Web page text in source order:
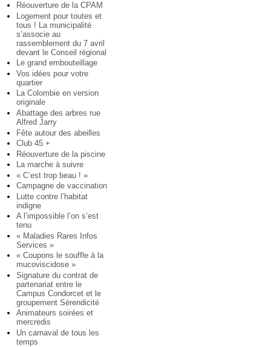
Réouverture de la CPAM
Logement pour toutes et
tous ! La municipalité
s’associe au
rassemblement du 7 avril
devant le Conseil régional
Le grand embouteillage
Vos idées pour votre
quartier
La Colombie en version
originale
Abattage des arbres rue
Alfred Jarry
Fête autour des abeilles
Club 45 +
Réouverture de la piscine
La marche à suivre
« C’est trop beau ! »
Campagne de vaccination
Lutte contre l’habitat
indigne
A l’impossible l’on s’est
tenu
« Maladies Rares Infos
Services »
« Coupons le souffle à la
mucoviscidose »
Signature du contrat de
partenariat entre le
Campus Condorcet et le
groupement Sérendicité
Animateurs soirées et
mercredis
Un carnaval de tous les
temps